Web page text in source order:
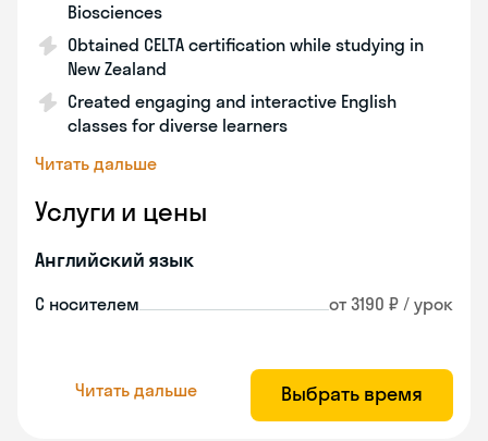
Biosciences
Obtained CELTA certification while studying in
New Zealand
Created engaging and interactive English
classes for diverse learners
Читать дальше
Услуги и цены
Английский язык
С носителем от 3190 ₽ / урок
Читать дальше Выбрать время